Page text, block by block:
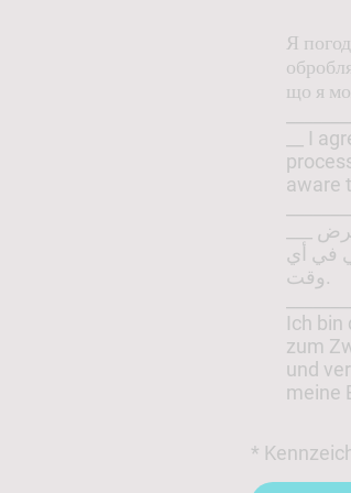
Я
що я
__ I
aware
في أي
وقت.
Ich bin
zum
und
meine
*